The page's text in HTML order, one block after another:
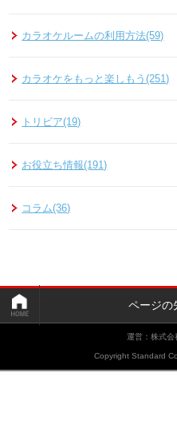
カラオケルームの利用方法(59)
カラオケをもっと楽しもう(251)
トリビア(19)
お役立ち情報(191)
コラム(36)
ページの
運営：株式会
Copyright Standard